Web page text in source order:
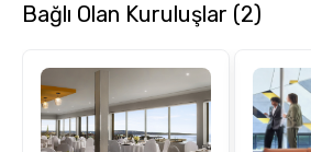
Bağlı Olan Kuruluşlar (2)